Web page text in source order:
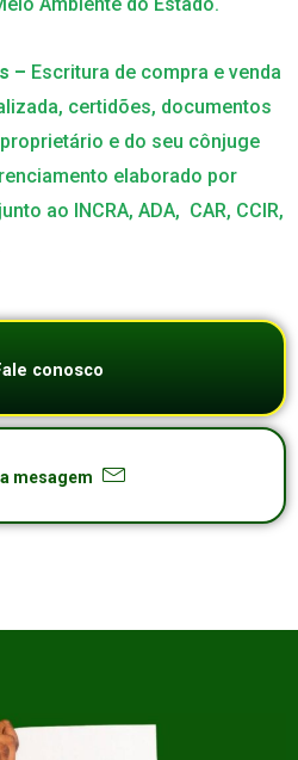
– Escritura de compra e venda
certidões, documentos
e do seu cônjuge
elaborado por
ao INCRA, ADA, CAR, CCIR,
conosco
mesagem